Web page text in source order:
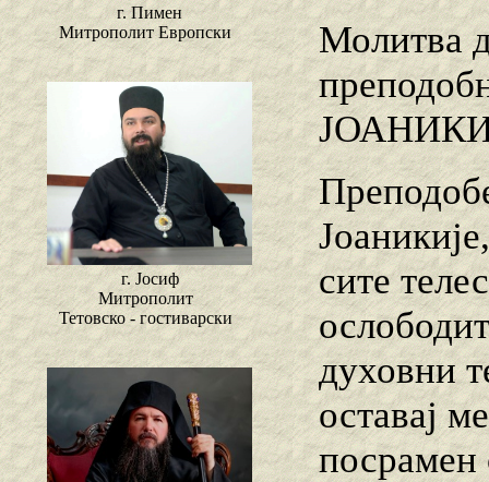
г. Пимен
Митрополит Европски
г. Јосиф
Митрополит
Тетовско - гостиварски
Молитва
сите
духовни
оставај
посрамен